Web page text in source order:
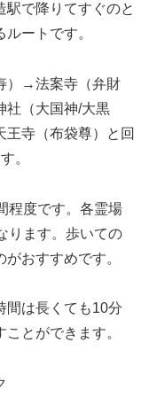
駅で降りてすぐのと
ートです。
）→法案寺（弁財
（大国神/大黒
寺（布袋尊）と回
。
程度です。各霊場
ります。歩いての
おすすめです。
間は長くても10分
とができます。